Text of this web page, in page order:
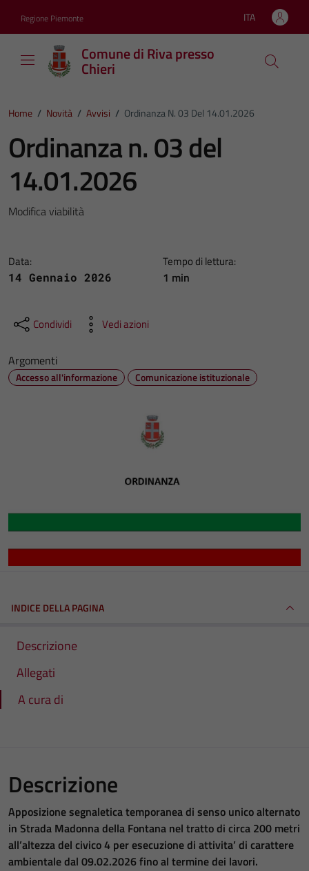
Regione Piemonte Lingua attiva:
ITA
Comune di Riva presso
Chieri
Home / Novità / Avvisi / Ordinanza N. 03 Del 14.01.2026
Ordinanza n. 03 del
14.01.2026
Modifica viabilità
Data:
14 Gennaio 2026
Tempo di lettura:
1 min
Condividi Vedi azioni
Argomenti
Accesso all'informazione Comunicazione istituzionale
INDICE DELLA PAGINA
Descrizione
Allegati
A cura di
Descrizione
Apposizione segnaletica temporanea di senso unico alternato
in Strada Madonna della Fontana nel tratto di circa 200 metri
all’altezza del civico 4 per esecuzione di attivita’ di carattere
ambientale dal 09.02.2026 fino al termine dei lavori.